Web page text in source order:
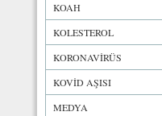
KOAH
KOLESTEROL
KORONAVİRÜS
KOVİD AŞISI
MEDYA